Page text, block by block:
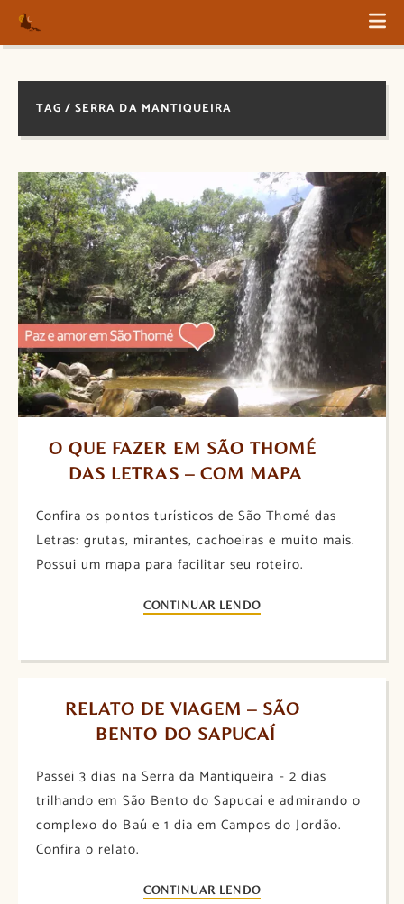
TAG / SERRA DA MANTIQUEIRA
O QUE FAZER EM SÃO THOMÉ
DAS LETRAS – COM MAPA
Confira os pontos turísticos de São Thomé das
Letras: grutas, mirantes, cachoeiras e muito mais.
Possui um mapa para facilitar seu roteiro.
CONTINUAR LENDO
RELATO DE VIAGEM – SÃO
BENTO DO SAPUCAÍ
Passei 3 dias na Serra da Mantiqueira - 2 dias
trilhando em São Bento do Sapucaí e admirando o
complexo do Baú e 1 dia em Campos do Jordão.
Confira o relato.
CONTINUAR LENDO